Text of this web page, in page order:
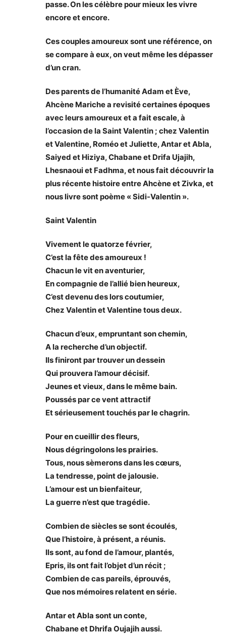
passe. On les célèbre pour mieux les vivre
encore et encore.
Ces couples amoureux sont une référence, on
se compare à eux, on veut même les dépasser
d’un cran.
Des parents de l’humanité Adam et Ève,
Ahcène Mariche a revisité certaines époques
avec leurs amoureux et a fait escale, à
l’occasion de la Saint Valentin ; chez Valentin
et Valentine, Roméo et Juliette, Antar et Abla,
Saiyed et Hiziya, Chabane et Drifa Ujajih,
Lhesnaoui et Fadhma, et nous fait découvrir la
plus récente histoire entre Ahcène et Zivka, et
nous livre sont poème « Sidi-Valentin ».
Saint Valentin
Vivement le quatorze février,
C’est la fête des amoureux !
Chacun le vit en aventurier,
En compagnie de l’allié bien heureux,
C’est devenu des lors coutumier,
Chez Valentin et Valentine tous deux.
Chacun d’eux, empruntant son chemin,
A la recherche d’un objectif.
Ils finiront par trouver un dessein
Qui prouvera l’amour décisif.
Jeunes et vieux, dans le même bain.
Poussés par ce vent attractif
Et sérieusement touchés par le chagrin.
Pour en cueillir des fleurs,
Nous dégringolons les prairies.
Tous, nous sèmerons dans les cœurs,
La tendresse, point de jalousie.
L’amour est un bienfaiteur,
La guerre n’est que tragédie.
Combien de siècles se sont écoulés,
Que l’histoire, à présent, a réunis.
Ils sont, au fond de l’amour, plantés,
Epris, ils ont fait l’objet d’un récit ;
Combien de cas pareils, éprouvés,
Que nos mémoires relatent en série.
Antar et Abla sont un conte,
Chabane et Dhrifa Oujajih aussi.